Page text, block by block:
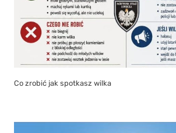
Co zrobić jak spotkasz wilka